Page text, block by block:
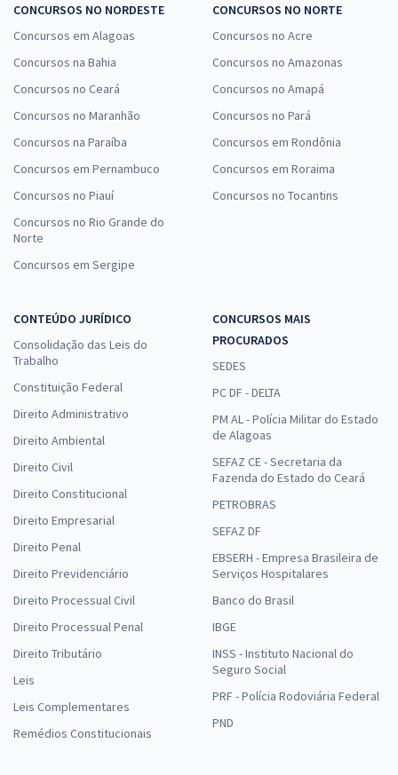
CONCURSOS NO NORDESTE
Concursos em Alagoas
Concursos na Bahia
Concursos no Ceará
Concursos no Maranhão
Concursos na Paraíba
Concursos em Pernambuco
Concursos no Piauí
Concursos no Rio Grande do
Norte
Concursos em Sergipe
CONCURSOS NO NORTE
Concursos no Acre
Concursos no Amazonas
Concursos no Amapá
Concursos no Pará
Concursos em Rondônia
Concursos em Roraima
Concursos no Tocantins
CONTEÚDO JURÍDICO
Consolidação das Leis do
Trabalho
Constituição Federal
Direito Administrativo
Direito Ambiental
Direito Civil
Direito Constitucional
Direito Empresarial
Direito Penal
Direito Previdenciário
Direito Processual Civil
Direito Processual Penal
Direito Tributário
Leis
Leis Complementares
Remédios Constitucionais
CONCURSOS MAIS
PROCURADOS
SEDES
PC DF - DELTA
PM AL - Polícia Militar do Estado
de Alagoas
SEFAZ CE - Secretaria da
Fazenda do Estado do Ceará
PETROBRAS
SEFAZ DF
EBSERH - Empresa Brasileira de
Serviços Hospitalares
Banco do Brasil
IBGE
INSS - Instituto Nacional do
Seguro Social
PRF - Polícia Rodoviária Federal
PND